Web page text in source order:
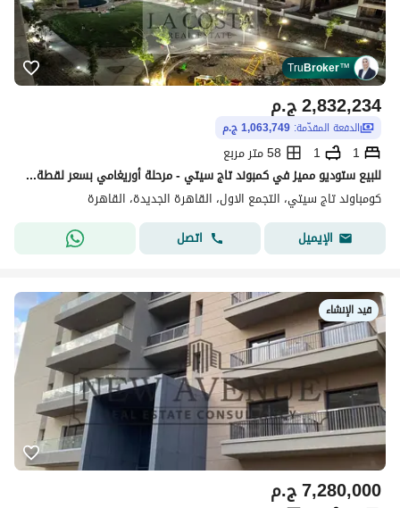
TruBroker™
ج.م2,832,234
الدفعة المقدّمة: 1,063,749 ج.م
1
1
58 متر مربع
للبيع ستوديو مميز في كمبوند تاج سيتي - مرحلة أوريغامي بسعر لقطة من المالك
كومباوند تاج سيتي، التجمع الاول، القاهرة الجديدة، القاهرة
الإيميل
اتصل
قيد الإنشاء
ج.م7,280,000